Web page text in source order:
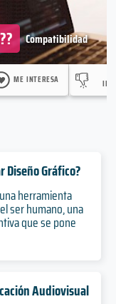
Compatibilidad
??
ME INTERESA
Diseño Gráfico?
herramienta
ser humano, una
que se pone
Audiovisual